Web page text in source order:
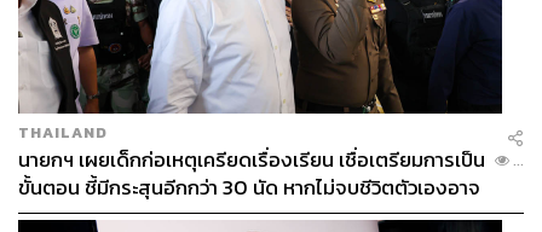
THAILAND
นายกฯ เผยเด็กก่อเหตุเครียดเรื่องเรียน เชื่อเตรียมการเป็น
ขั้นตอน ชี้มีกระสุนอีกกว่า 30 นัด หากไม่จบชีวิตตัวเองอาจ
สูญเสียเพิ่ม
...